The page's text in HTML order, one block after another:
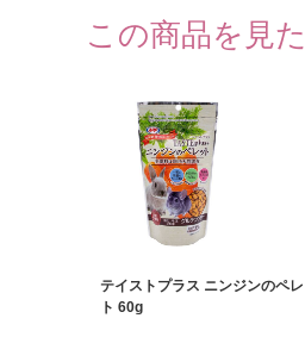
この商品を見
テイストプラス ニンジンのペ
ト 60g